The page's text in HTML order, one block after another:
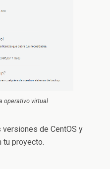
operativo virtual
de CentOS y
tu proyecto.